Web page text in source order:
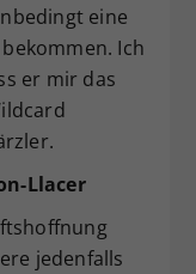
eine
Ich
er mir das
Llacer
jedenfalls